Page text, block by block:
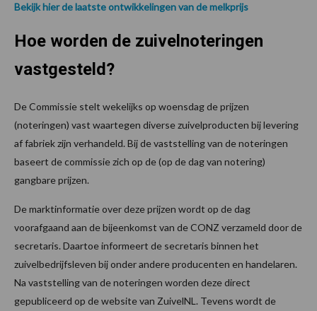
Bekijk hier de laatste ontwikkelingen van de melkprijs
Hoe worden de zuivelnoteringen
vastgesteld?
De Commissie stelt wekelijks op woensdag de prijzen
(noteringen) vast waartegen diverse zuivelproducten bij levering
af fabriek zijn verhandeld. Bij de vaststelling van de noteringen
baseert de commissie zich op de (op de dag van notering)
gangbare prijzen.
De marktinformatie over deze prijzen wordt op de dag
voorafgaand aan de bijeenkomst van de CONZ verzameld door de
secretaris. Daartoe informeert de secretaris binnen het
zuivelbedrijfsleven bij onder andere producenten en handelaren.
Na vaststelling van de noteringen worden deze direct
gepubliceerd op de website van ZuivelNL. Tevens wordt de